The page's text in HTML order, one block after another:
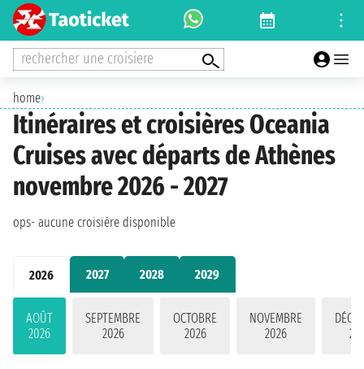
rechercher une croisiere
home›
Itinéraires et croisières Oceania
Cruises avec départs de Athènes
novembre 2026 - 2027
2026 2027 2028 2029
AOÛT
2026
SEPTEMBRE
2026
OCTOBRE
2026
NOVEMBRE
2026
ops- aucune croisière disponible